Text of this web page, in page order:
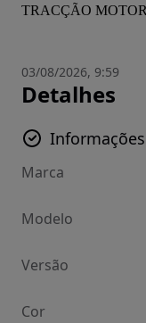
TRACÇÃO MOTOR
03/08/2026, 9:59
Detalhes
Marca
Modelo
Versão
Cor